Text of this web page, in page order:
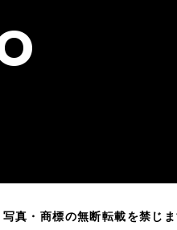
真・商標の無断転載を禁じ